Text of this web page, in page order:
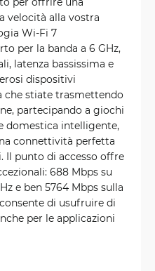
velocità alla vostra
Wi-Fi 7
per la banda a 6 GHz,
latenza bassissima e
dispositivi
che stiate trasmettendo
partecipando a giochi
domestica intelligente,
connettività perfetta
punto di accesso offre
688 Mbps su
e ben 5764 Mbps sulla
di usufruire di
per le applicazioni